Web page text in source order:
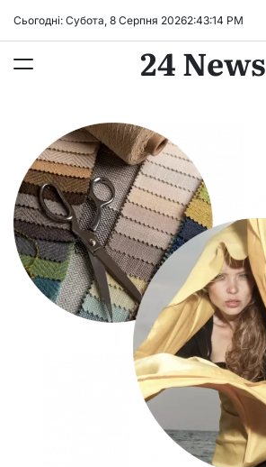
Сьогодні: Субота, 8 Серпня 20262:43:15 PM
24 News